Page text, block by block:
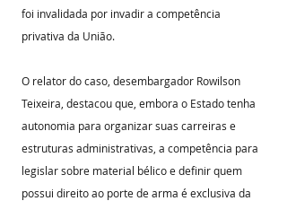
foi invalidada por invadir a competência
privativa da União.
O relator do caso, desembargador Rowilson
Teixeira, destacou que, embora o Estado tenha
autonomia para organizar suas carreiras e
estruturas administrativas, a competência para
legislar sobre material bélico e definir quem
possui direito ao porte de arma é exclusiva da